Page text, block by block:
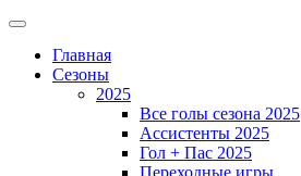
Главная
Сезоны
2025
Все голы сезона 2025
Ассистенты 2025
Гол + Пас 2025
Переходные игры